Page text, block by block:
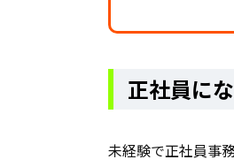
正社員に
未経験で正社員事